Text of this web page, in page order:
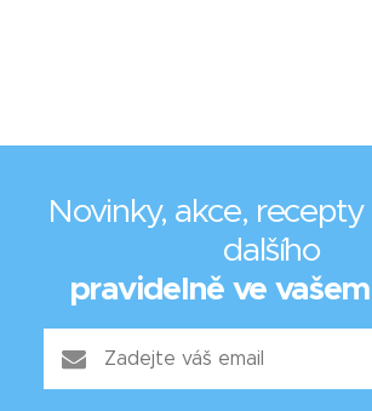
Novinky, akce,
dalšího
pravidelně ve